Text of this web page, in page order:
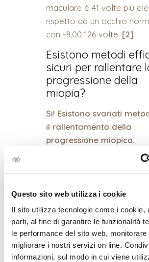
Questo sito web utilizza i cookie
Il sito utilizza tecnologie come i cookie,
parti, al fine di garantire le funzionalità
le performance del sito web,
migliorare i nostri servizi on line.
informazioni, sul modo in cui viene
maculare è 41 volte più
rispetto ad un occhio
con -8,00 126 volte. [2]
Esistono metodi
sicuri per rallentare
progressione della
miopia?
Si! Esistono svariati
il rallentamento della
progressione miopica.
I metodi la cui efficacia è
suffragata dalle evidenze
Somministrazione di
allo 0,01% o allo 0,05% (di
esclusiva competenza
Lenti a contatto
(Ortocheratologia)